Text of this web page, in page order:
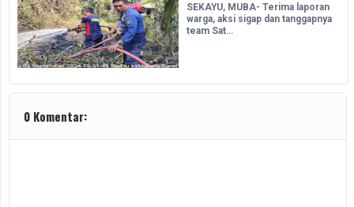
SEKAYU, MUBA- Terima laporan
warga, aksi sigap dan tanggapnya
team Sat…
0 Komentar: